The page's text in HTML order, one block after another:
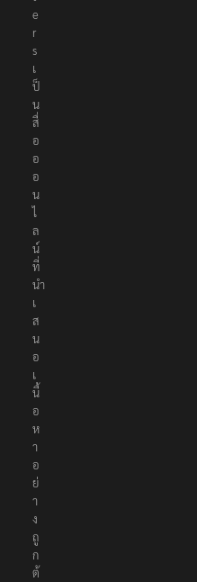
e
r
s
เ
ป็
น
สื่
อ
อ
อ
น
ไ
ล
น์
ที่
นำ
เ
ส
น
อ
เ
นื้
อ
ห
า
อ
ย่
า
ง
ถู
ก
ต้